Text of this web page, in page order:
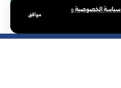
سياسة الخصوصيةو
موافق